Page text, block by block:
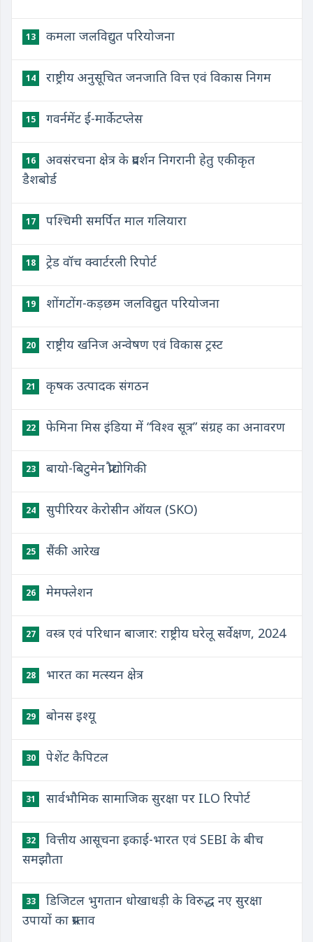
13 कमला जलविद्युत परियोजना
14 राष्ट्रीय अनुसूचित जनजाति वित्त एवं विकास निगम
15 गवर्नमेंट ई-मार्केटप्लेस
16
अवसंरचना क्षेत्र के प्रदर्शन निगरानी हेतु एकीकृत
डैशबोर्ड
17 पश्चिमी समर्पित माल गलियारा
18 ट्रेड वॉच क्वार्टरली रिपोर्ट
19 शोंगटोंग-कड़छम जलविद्युत परियोजना
20 राष्ट्रीय खनिज अन्वेषण एवं विकास ट्रस्ट
21 कृषक उत्पादक संगठन
22 फेमिना मिस इंडिया में “विश्व सूत्र” संग्रह का अनावरण
23 बायो-बिटुमेन प्रौद्योगिकी
24 सुपीरियर केरोसीन ऑयल (SKO)
25 सैंकी आरेख
26 मेमफ्लेशन
27 वस्त्र एवं परिधान बाजार: राष्ट्रीय घरेलू सर्वेक्षण, 2024
28 भारत का मत्स्यन क्षेत्र
29 बोनस इश्यू
30 पेशेंट कैपिटल
31 सार्वभौमिक सामाजिक सुरक्षा पर ILO रिपोर्ट
32
वित्तीय आसूचना इकाई-भारत एवं SEBI के बीच
समझौता
33
डिजिटल भुगतान धोखाधड़ी के विरुद्ध नए सुरक्षा
उपायों का प्रस्ताव